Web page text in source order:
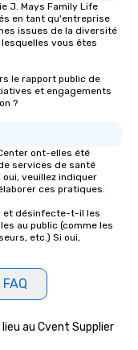
J. Mays Family Life
en tant qu'entreprise
issues de la diversité
vous êtes
le rapport public de
et engagements
?
ont-elles été
services de santé
veuillez indiquer
ces pratiques.
et désinfecte-t-il les
au public (comme les
etc.) Si oui,
au Cvent Supplier